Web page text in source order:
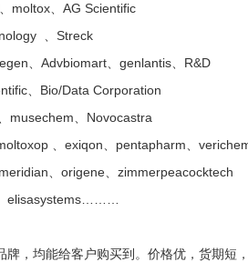
moltox、AG Scientific
、Streck
、Advbiomart、genlantis、R&D
、Bio/Data Corporation
musechem、Novocastra
、exiqon、pentapharm、
、origene、zimmerpeacocktech
elisasystems………
，均能给客户购买到。价格优，货期短